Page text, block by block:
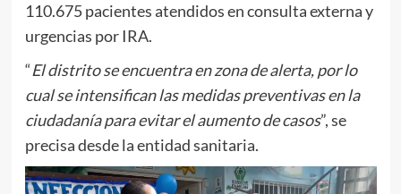
110.675 pacientes atendidos en consulta externa y
urgencias por IRA.
“El distrito se encuentra en zona de alerta, por lo
cual se intensifican las medidas preventivas en la
ciudadanía para evitar el aumento de casos”, se
precisa desde la entidad sanitaria.